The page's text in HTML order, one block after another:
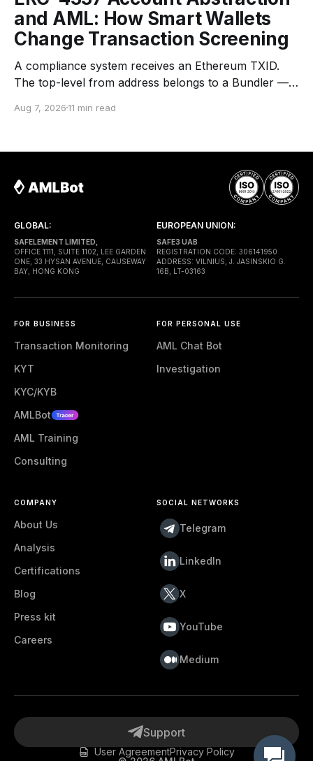
and AML: How Smart Wallets
Change Transaction Screening
A compliance system receives an Ethereum TXID.
The top-level from address belongs to a Bundler —
to the network. The top-level to address is EntryPoint
execution. Gas is paid through a Paymaster — a
Aug 7, 202611 min read
GLOBAL:
SAFELEMENT LIMITED,
OFFICE 1111, SUITE 1102, LEE GARDEN
ONE, 33 HYSAN AVENUE, CAUSEWAY
BAY, HONG KONG
EUROPEAN UNION:
SAFE3 UAB
REGISTRATION CODE: 306141950
ADDRESS: VILNIUS, J. JASINSKIO G.
16B, LT-03163
FOR BUSINESS
Transaction Monitoring
KYT
KYC/KYB
AMLBot
AML Training
Consulting
FOR PERSONAL USE
AML Chat Bot
Investigation
COMPANY
About Us
Analysis
Certifications
Blog
Press kit
Careers
SOCIAL NETWORKS
Telegram
LinkedIn
X
YouTube
Medium
Support
User AgreementPrivacy Policy